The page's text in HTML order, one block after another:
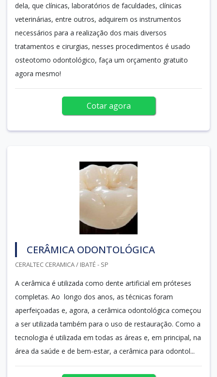
dela, que clínicas, laboratórios de faculdades, clínicas
veterinárias, entre outros, adquirem os instrumentos
necessários para a realização dos mais diversos
tratamentos e cirurgias, nesses procedimentos é usado
osteotomo odontológico, faça um orçamento gratuito
agora mesmo!
Cotar agora
CERÂMICA ODONTOLÓGICA
CERALTEC CERAMICA / IBATÉ - SP
A cerâmica é utilizada como dente artificial em próteses
completas. Ao longo dos anos, as técnicas foram
aperfeiçoadas e, agora, a cerâmica odontológica começou
a ser utilizada também para o uso de restauração. Como a
tecnologia é utilizada em todas as áreas e, em principal, na
área da saúde e de bem-estar, a cerâmica para odontol...